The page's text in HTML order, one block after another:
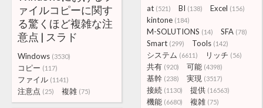
at (521) BI (138) Excel (156)
kintone (184)
M-SOLUTIONS (14) SFA (78)
Smart (299) Tools (142)
システム (6611) リッチ (56)
共有 (920) 可能 (4398)
基幹 (238) 実現 (3517)
接続 (1130) 提供 (16563)
機能 (6680) 複雑 (75)
ァイルコピーに関す
る驚くほど複雑な注
意点 | スラド
Windows (3530)
コピー (117)
ファイル (1141)
注意点 (25) 複雑 (75)